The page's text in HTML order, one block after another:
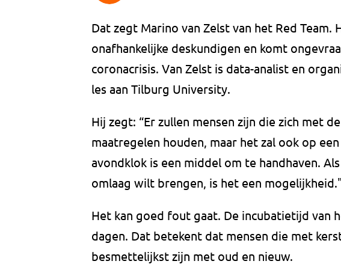
Dat zegt Marino van Zelst van het Red Team.
onafhankelijke deskundigen en komt
coronacrisis. Van Zelst is data-analist en
les aan Tilburg University.
Hij zegt: “Er zullen mensen zijn die zich met
maatregelen houden, maar het zal ook op
avondklok is een middel om te handhaven.
omlaag wilt brengen, is het een mogelijkheid."
Het kan goed fout gaat. De incubatietijd van
dagen. Dat betekent dat mensen die met
besmettelijkst zijn met oud en nieuw.